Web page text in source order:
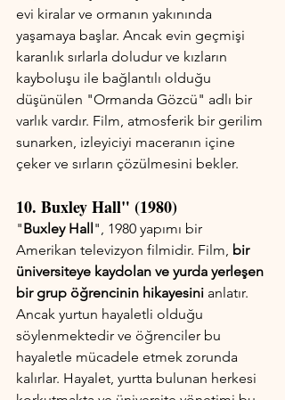
evi kiralar ve ormanın yakınında
yaşamaya başlar. Ancak evin geçmişi
karanlık sırlarla doludur ve kızların
kayboluşu ile bağlantılı olduğu
düşünülen "Ormanda Gözcü" adlı bir
varlık vardır. Film, atmosferik bir gerilim
sunarken, izleyiciyi maceranın içine
çeker ve sırların çözülmesini bekler.
10. Buxley Hall" (1980)
"Buxley Hall", 1980 yapımı bir
Amerikan televizyon filmidir. Film, bir
üniversiteye kaydolan ve yurda yerleşen
bir grup öğrencinin hikayesini anlatır.
Ancak yurtun hayaletli olduğu
söylenmektedir ve öğrenciler bu
hayaletle mücadele etmek zorunda
kalırlar. Hayalet, yurtta bulunan herkesi